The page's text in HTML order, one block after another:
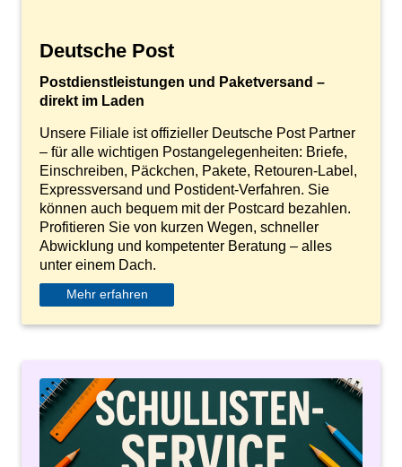
Deutsche Post
Postdienstleistungen und Paketversand –
direkt im Laden
Unsere Filiale ist offizieller Deutsche Post Partner
– für alle wichtigen Postangelegenheiten: Briefe,
Einschreiben, Päckchen, Pakete, Retouren-Label,
Expressversand und Postident-Verfahren. Sie
können auch bequem mit der Postcard bezahlen.
Profitieren Sie von kurzen Wegen, schneller
Abwicklung und kompetenter Beratung – alles
unter einem Dach.
Mehr erfahren